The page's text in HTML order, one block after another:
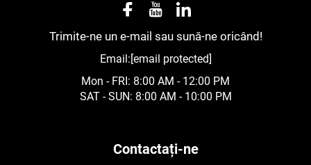
Trimite-ne un e-mail sau sună-ne oricând!
Email:[email protected]
Mon - FRI: 8:00 AM - 12:00 PM
SAT - SUN: 8:00 AM - 10:00 PM
Contactați-ne